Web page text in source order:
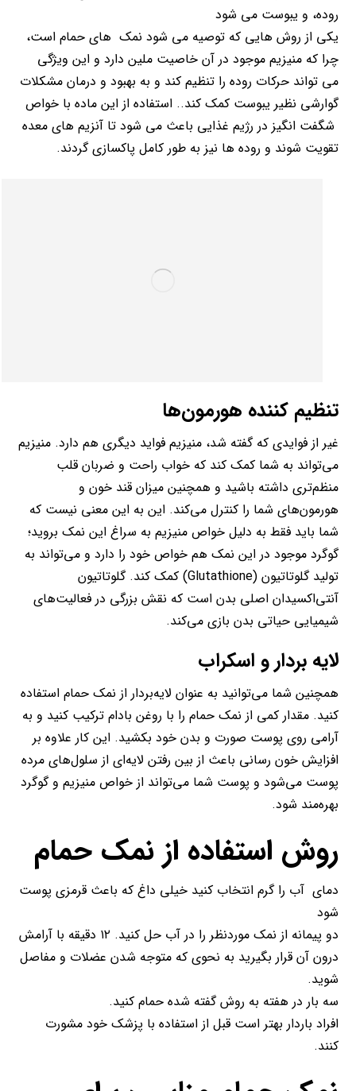
روده، و یبوست می شود
یکی از روش هایی که توصیه می شود نمک های حمام است،
چرا که منیزیم موجود در آن خاصیت ملین دارد و این ویژگی
می تواند حرکات روده را تنظیم کند و به بهبود و درمان مشکلات
گوارشی نظیر یبوست کمک کند.. استفاده از این ماده با خواص
شگفت انگیز در رژیم غذایی باعث می شود تا آنزیم های معده
تقویت شوند و روده ها نیز به طور کامل پاکسازی گردند.
تنظیم کننده هورمون‌ها
غیر از فوایدی که گفته شد، منیزیم فواید دیگری هم دارد. منیزیم
می‌تواند به شما کمک کند که خواب راحت و ضربان قلب
منظم‌تری داشته باشید و همچنین میزان قند خون و
هورمون‌های شما را کنترل می‌کند. این به این معنی نیست که
شما باید فقط به دلیل خواص منیزیم به سراغ این نمک بروید؛
گوگرد موجود در این نمک هم خواص خود را دارد‌ و می‌تواند به
تولید گلوتاتیون (Glutathione) کمک کند. گلوتاتیون
آنتی‌اکسیدان اصلی بدن است که نقش بزرگی در فعالیت‌های
شیمیایی حیاتی بدن بازی می‌کند.
لایه بردار و اسکراب
همچنین شما می‌توانید به عنوان لایه‌بردار از نمک حمام استفاده
کنید. مقدار کمی از نمک حمام را با روغن‌ بادام ترکیب کنید و به
آرامی روی پوست صورت و بدن خود بکشید. این کار علاوه بر
افزایش خون رسانی باعث از بین رفتن لایه‌ای از سلول‌های مرده
پوست می‌شود و پوست شما می‌تواند از خواص منیزیم و گوگرد
بهره‌مند شود.
روش استفاده از نمک حمام
دمای آب را گرم انتخاب کنید خیلی داغ که باعث قرمزی پوست
شود
دو پیمانه از نمک موردنظر را در آب حل کنید. ۱۲ دقیقه با آرامش
درون آن قرار بگیرید به نحوی که متوجه شدن عضلات و مفاصل
شوید.
سه بار در هفته به روش گفته شده حمام کنید.
افراد باردار بهتر است قبل از استفاده با پزشک خود مشورت
کنند.